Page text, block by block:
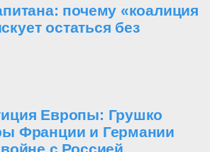
почему «коалиция
остаться без
Европы: Грушко
Франции и Германии